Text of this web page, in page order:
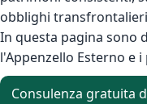
obblighi
In questa pagina sono
l'Appenzello Esterno e
Consulenza gratuita